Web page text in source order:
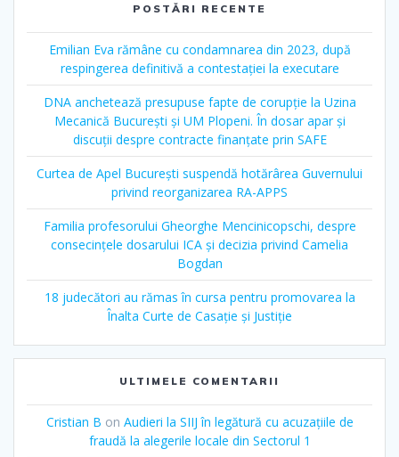
POSTĂRI RECENTE
Emilian Eva rămâne cu condamnarea din 2023, după
respingerea definitivă a contestației la executare
DNA anchetează presupuse fapte de corupție la Uzina
Mecanică București și UM Plopeni. În dosar apar și
discuții despre contracte finanțate prin SAFE
Curtea de Apel București suspendă hotărârea Guvernului
privind reorganizarea RA-APPS
Familia profesorului Gheorghe Mencinicopschi, despre
consecințele dosarului ICA și decizia privind Camelia
Bogdan
18 judecători au rămas în cursa pentru promovarea la
Înalta Curte de Casație și Justiție
ULTIMELE COMENTARII
Cristian B on Audieri la SIIJ în legătură cu acuzațiile de
fraudă la alegerile locale din Sectorul 1